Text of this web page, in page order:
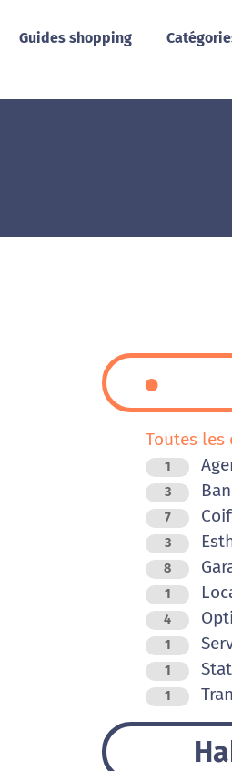
Guides shopping
Toutes les
1
3
7
3
8
1
4
1
1
1